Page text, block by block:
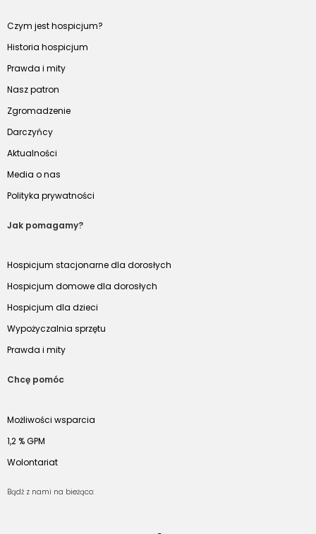
Czym jest hospicjum?
Historia hospicjum
Prawda i mity
Nasz patron
Zgromadzenie
Darczyńcy
Aktualności
Media o nas
Polityka prywatności
Jak pomagamy?
Hospicjum stacjonarne dla dorosłych
Hospicjum domowe dla dorosłych
Hospicjum dla dzieci
Wypożyczalnia sprzętu
Prawda i mity
Chcę pomóc
Możliwości wsparcia
1,2 % GPM
Wolontariat
Bądź z nami na bieżąco: